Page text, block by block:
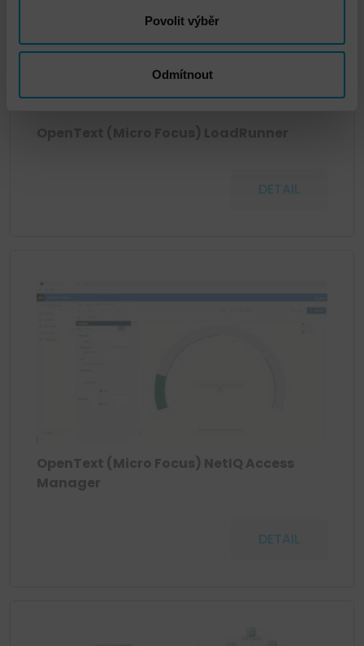
Povolit výběr
Odmítnout
OpenText (Micro Focus) LoadRunner
DETAIL
OpenText (Micro Focus) NetIQ Access
Manager
DETAIL